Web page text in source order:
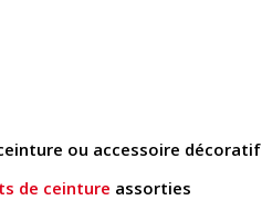
ou accessoire décoratif
de ceinture assorties